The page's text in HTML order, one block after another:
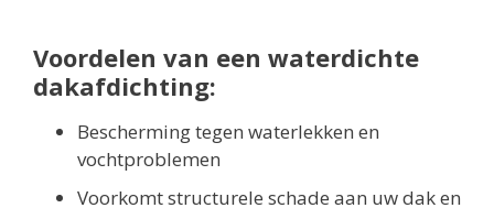
Voordelen van een waterdichte
dakafdichting:
Bescherming tegen waterlekken en
vochtproblemen
Voorkomt structurele schade aan uw dak en